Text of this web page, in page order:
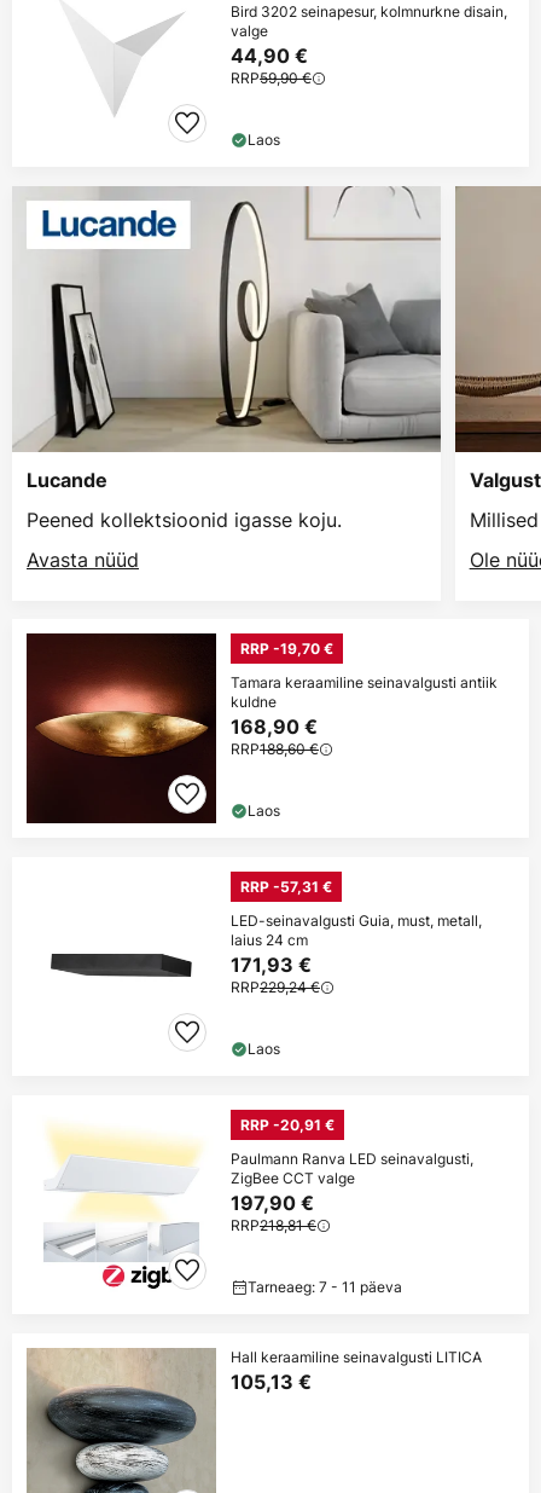
Bird 3202 seinapesur, kolmnurkne disain,
valge
44,90 €
RRP59,90 €
Laos
Lucande
Peened kollektsioonid igasse koju.
Avasta nüüd
Ole
RRP -19,70 €
Tamara keraamiline seinavalgusti antiik
kuldne
168,90 €
RRP188,60 €
Laos
RRP -57,31 €
LED-seinavalgusti Guia, must, metall,
laius 24 cm
171,93 €
RRP229,24 €
Laos
RRP -20,91 €
Paulmann Ranva LED seinavalgusti,
ZigBee CCT valge
197,90 €
RRP218,81 €
Tarneaeg: 7 - 11 päeva
Hall keraamiline seinavalgusti LITICA
105,13 €